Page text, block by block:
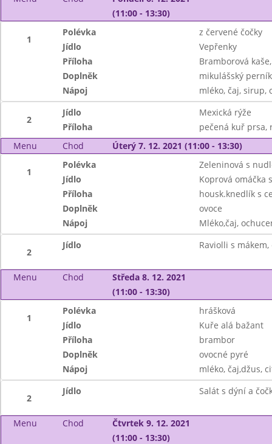
(11:00 - 13:30)
1
Polévka
z červené čočky
Jídlo
Vepřenky
Příloha
Bramborová
Doplněk
mikulášský
Nápoj
mléko, čaj, sirup,
2
Jídlo
Mexická rýže
Příloha
pečená kuř prsa,
Menu
Chod Úterý 7. 12. 2021 (11:00 - 13:30)
1
Polévka
Zeleninová s
Jídlo
Koprová omáčka
Příloha
housk.knedlík s
Doplněk
ovoce
Nápoj
Mléko,čaj,
2
Jídlo Raviolli s
Menu Chod
Středa 8. 12. 2021
(11:00 - 13:30)
1
Polévka
hrášková
Jídlo
Kuře alá bažant
Příloha
brambor
Doplněk
ovocné pyré
Nápoj
mléko, čaj,džus,
2
Jídlo Salát s dýní a
Menu Chod
Čtvrtek 9. 12. 2021
(11:00 - 13:30)